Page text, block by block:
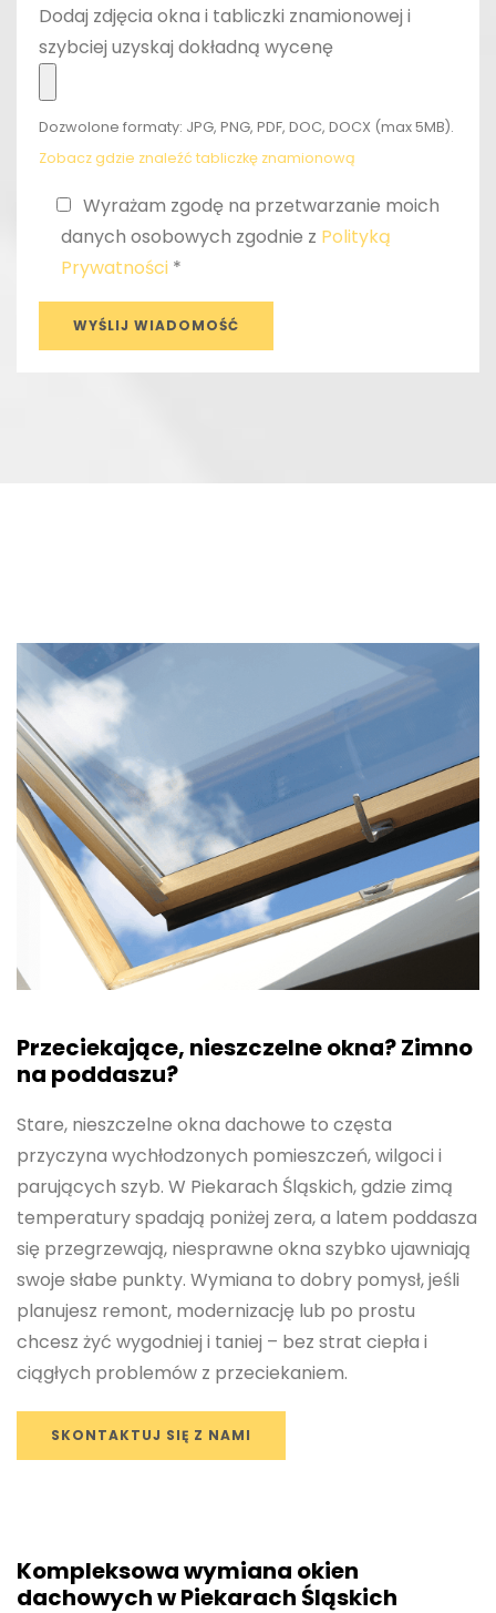
Dodaj zdjęcia okna i tabliczki znamionowej i
szybciej uzyskaj dokładną wycenę
Dozwolone formaty: JPG, PNG, PDF, DOC, DOCX (max 5MB).
Zobacz gdzie znaleźć tabliczkę znamionową
Wyrażam zgodę na przetwarzanie moich
danych osobowych zgodnie z Polityką
Prywatności *
Przeciekające, nieszczelne okna? Zimno
na poddaszu?
Stare, nieszczelne okna dachowe to częsta
przyczyna wychłodzonych pomieszczeń, wilgoci i
parujących szyb. W Piekarach Śląskich, gdzie zimą
temperatury spadają poniżej zera, a latem poddasza
się przegrzewają, niesprawne okna szybko ujawniają
swoje słabe punkty. Wymiana to dobry pomysł, jeśli
planujesz remont, modernizację lub po prostu
chcesz żyć wygodniej i taniej – bez strat ciepła i
ciągłych problemów z przeciekaniem.
SKONTAKTUJ SIĘ Z NAMI
Kompleksowa wymiana okien
dachowych w Piekarach Śląskich